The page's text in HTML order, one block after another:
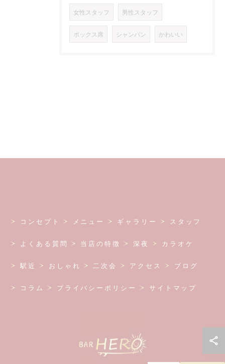
女性スタッフ 男性スタッフ
ボックス席 シャンパン かわいい
コンセプト メニュー ギャラリー スタッフ
よくある質問 当店の特徴 深夜 カラオケ
駅近 おしゃれ 二次会 アクセス ブログ
コラム プライバシーポリシー サイトマップ